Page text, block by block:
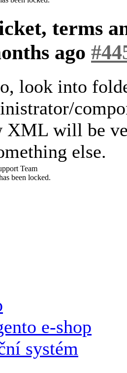
terms
ago
look into
XML will be
else.
Team
been locked.
e-shop
systém